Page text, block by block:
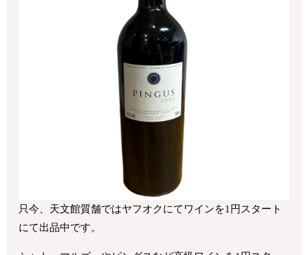
只今、天文館質舗ではヤフオクにてワインを1円スタート
にて出品中です。